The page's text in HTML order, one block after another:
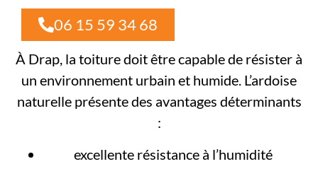
06 15 59 34 68
À Drap, la toiture doit être capable de résister à
un environnement urbain et humide. L’ardoise
naturelle présente des avantages déterminants
:
excellente résistance à l’humidité